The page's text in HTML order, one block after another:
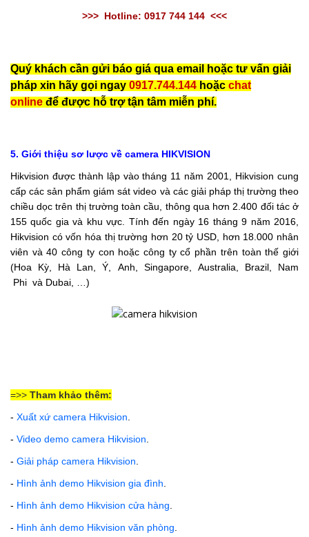
>>> Hotline: 0917 744 144 <<<
Quý khách cần gửi báo giá qua email hoặc tư vấn giải
pháp xin hãy gọi ngay 0917.744.144 hoặc chat
online để được hỗ trợ tận tâm miễn phí.
5. Giới thiệu sơ lược về camera HIKVISION
Hikvision được thành lập vào tháng 11 năm 2001, Hikvision cung
cấp các sản phẩm giám sát video và các giải pháp thị trường theo
chiều dọc trên thị trường toàn cầu, thông qua hơn 2.400 đối tác ở
155 quốc gia và khu vực. Tính đến ngày 16 tháng 9 năm 2016,
Hikvision có vốn hóa thị trường hơn 20 tỷ USD, hơn 18.000 nhân
viên và 40 công ty con hoặc công ty cổ phần trên toàn thế giới
(Hoa Kỳ, Hà Lan, Ý, Anh, Singapore, Australia, Brazil, Nam
Phi và Dubai, …)
=>> Tham khảo thêm:
- Xuất xứ camera Hikvision
- Video demo camera Hikvision
- Giải pháp camera Hikvision
- Hình ảnh demo Hikvision gia đình
- Hình ảnh demo Hikvision cửa hàng
- Hình ảnh demo Hikvision văn phòng